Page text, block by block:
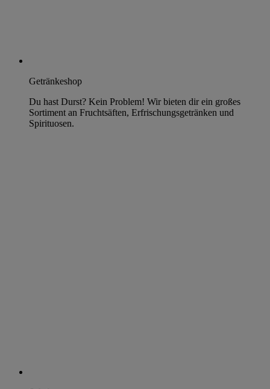
Getränkeshop
Du hast Durst? Kein Problem! Wir bieten dir ein großes
Sortiment an Fruchtsäften, Erfrischungsgetränken und
Spirituosen.